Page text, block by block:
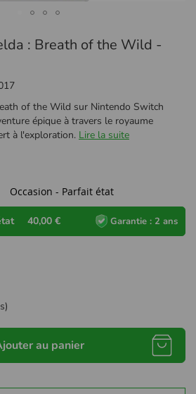
: Breath of the Wild -
of the Wild sur Nintendo Switch
épique à travers le royaume
à l'exploration. Lire la suite
Occasion - Parfait état
40,00 € Garantie : 2 ans
au panier